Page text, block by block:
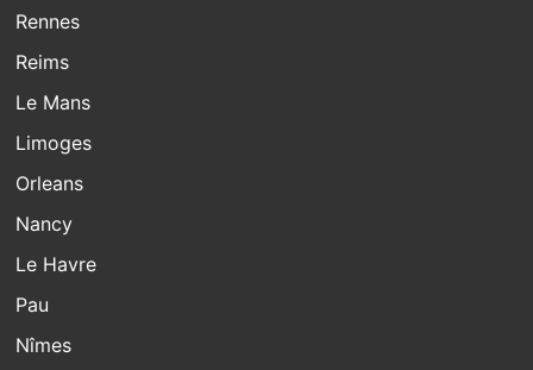
Rennes
Reims
Le Mans
Limoges
Orleans
Nancy
Le Havre
Pau
Nîmes